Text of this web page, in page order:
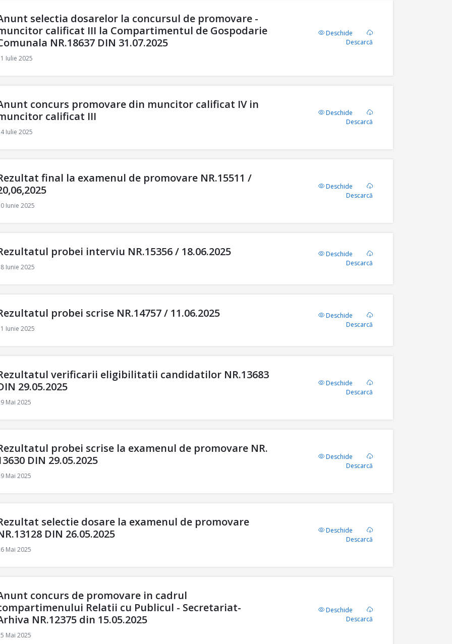
selectia dosarelor la concursul de promovare -
calificat III la Compartimentul de Gospodarie
NR.18637 DIN 31.07.2025
Iulie 2025
Deschide
Descarcă
concurs promovare din muncitor calificat IV in
calificat III
Iulie 2025
Deschide
Descarcă
final la examenul de promovare NR.15511 /
Iunie 2025
Deschide
Descarcă
probei interviu NR.15356 / 18.06.2025
Iunie 2025
Deschide
Descarcă
probei scrise NR.14757 / 11.06.2025
Iunie 2025
Deschide
Descarcă
verificarii eligibilitatii candidatilor NR.13683
29.05.2025
Mai 2025
Deschide
Descarcă
probei scrise la examenul de promovare NR.
DIN 29.05.2025
Mai 2025
Deschide
Descarcă
selectie dosare la examenul de promovare
DIN 26.05.2025
Mai 2025
Deschide
Descarcă
concurs de promovare in cadrul
Relatii cu Publicul - Secretariat-
NR.12375 din 15.05.2025
Mai 2025
Deschide
Descarcă